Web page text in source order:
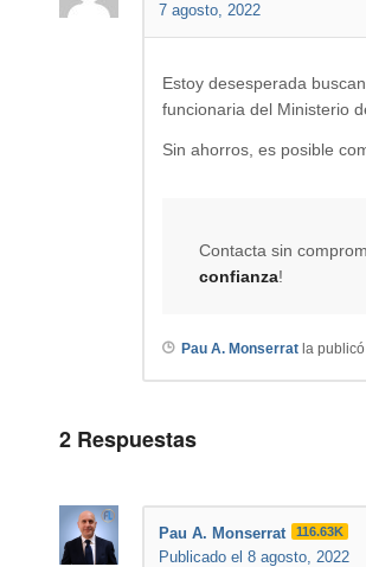
7 agosto, 2022
Estoy desesperada
funcionaria del Ministerio
Sin ahorros, es posible
Contacta sin
confianza!
Pau A. Monserrat la publicó
2 Respuestas
Pau A. Monserrat 116.63K
Publicado el 8 agosto, 2022